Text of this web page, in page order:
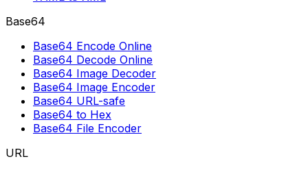
Base64
Base64 Encode Online
Base64 Decode Online
Base64 Image Decoder
Base64 Image Encoder
Base64 URL-safe
Base64 to Hex
Base64 File Encoder
URL